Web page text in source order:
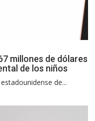
millones de dólares
de los niños
de...